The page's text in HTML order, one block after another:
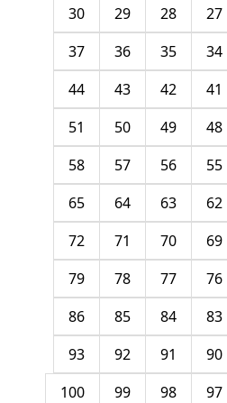
27
28
29
30
34
35
36
37
41
42
43
44
48
49
50
51
55
56
57
58
62
63
64
65
69
70
71
72
76
77
78
79
83
84
85
86
90
91
92
93
97
98
99
100